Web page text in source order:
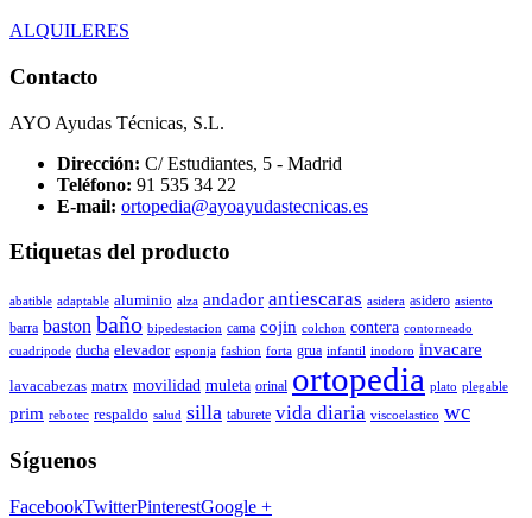
ALQUILERES
Contacto
AYO Ayudas Técnicas, S.L.
Dirección: C/ Estudiantes, 5 - Madrid
Teléfono: 91 535 34 22
E-mail: ortopedia@ayoayudastecnicas.es
Etiquetas del producto
abatible adaptable aluminio alza andador antiescaras asidera asidero asiento
barra baston baño bipedestacion cama cojin colchon contera contorneado
cuadripode ducha elevador esponja fashion forta grua infantil inodoro invacare
lavacabezas matrx movilidad muleta orinal ortopedia plato plegable
prim rebotec respaldo salud silla taburete vida diaria viscoelastico wc
Síguenos
FacebookTwitterPinterestGoogle +